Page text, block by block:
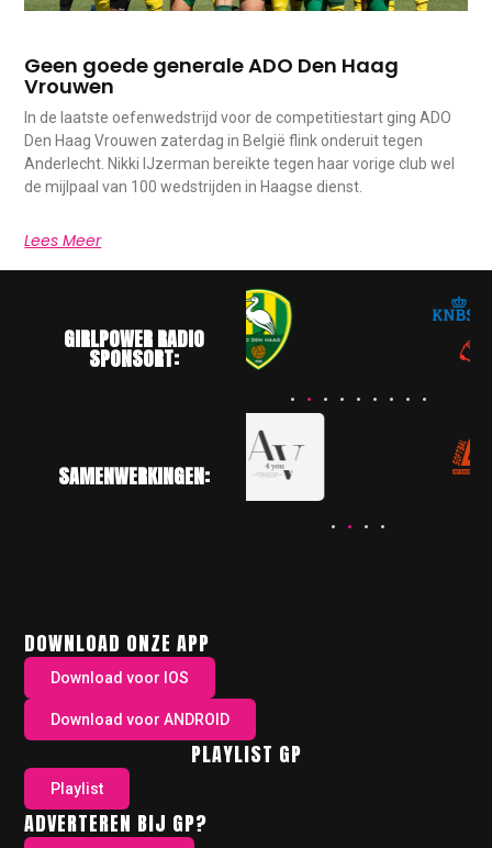
Geen goede generale ADO Den Haag
Vrouwen
In de laatste oefenwedstrijd voor de competitiestart ging ADO
Den Haag Vrouwen zaterdag in België flink onderuit tegen
Anderlecht. Nikki IJzerman bereikte tegen haar vorige club wel
de mijlpaal van 100 wedstrijden in Haagse dienst.
Lees Meer
GIRLPOWER RADIO
SPONSORT:
SAMENWERKINGEN:
DOWNLOAD ONZE APP
Download voor IOS
Download voor ANDROID
PLAYLIST GP
Playlist
ADVERTEREN BIJ GP?